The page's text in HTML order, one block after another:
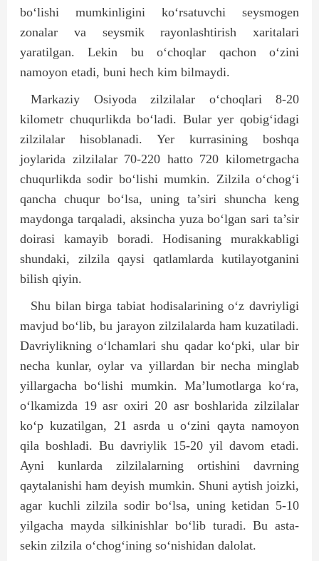
bo‘lishi mumkinligini ko‘rsatuvchi seysmogen
zonalar va seysmik rayonlashtirish xaritalari
yaratilgan. Lekin bu o‘choqlar qachon o‘zini
namoyon etadi, buni hech kim bilmaydi.
Markaziy Osiyoda zilzilalar o‘choqlari 8-20
kilometr chuqurlikda bo‘ladi. Bular yer qobig‘idagi
zilzilalar hisoblanadi. Yer kurrasining boshqa
joylarida zilzilalar 70-220 hatto 720 kilometrgacha
chuqurlikda sodir bo‘lishi mumkin. Zilzila o‘chog‘i
qancha chuqur bo‘lsa, uning ta’siri shuncha keng
maydonga tarqaladi, aksincha yuza bo‘lgan sari ta’sir
doirasi kamayib boradi. Hodisaning murakkabligi
shundaki, zilzila qaysi qatlamlarda kutilayotganini
bilish qiyin.
Shu bilan birga tabiat hodisalarining o‘z davriyligi
mavjud bo‘lib, bu jarayon zilzilalarda ham kuzatiladi.
Davriylikning o‘lchamlari shu qadar ko‘pki, ular bir
necha kunlar, oylar va yillardan bir necha minglab
yillargacha bo‘lishi mumkin. Ma’lumotlarga ko‘ra,
o‘lkamizda 19 asr oxiri 20 asr boshlarida zilzilalar
ko‘p kuzatilgan, 21 asrda u o‘zini qayta namoyon
qila boshladi. Bu davriylik 15-20 yil davom etadi.
Ayni kunlarda zilzilalarning ortishini davrning
qaytalanishi ham deyish mumkin. Shuni aytish joizki,
agar kuchli zilzila sodir bo‘lsa, uning ketidan 5-10
yilgacha mayda silkinishlar bo‘lib turadi. Bu asta-
sekin zilzila o‘chog‘ining so‘nishidan dalolat.